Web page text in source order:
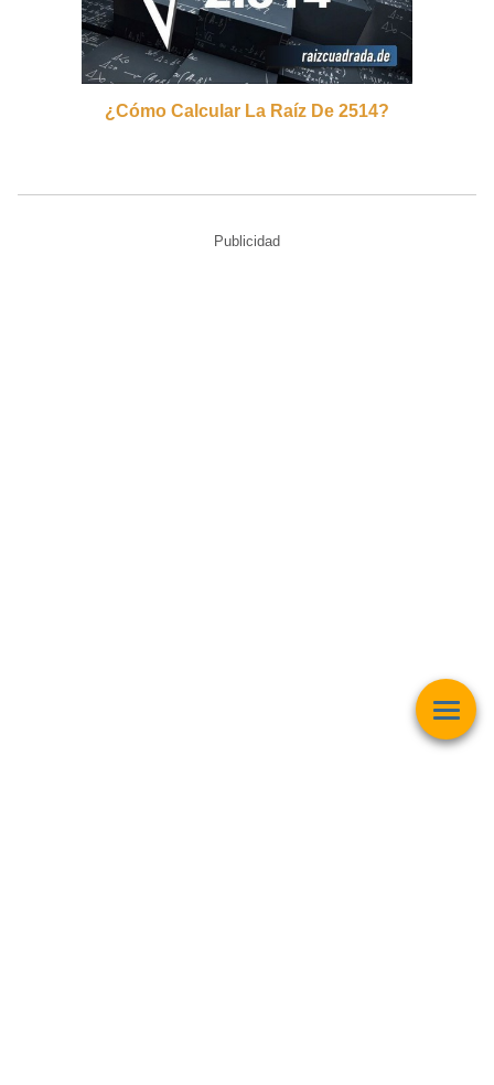
¿cómo Calcular La Raíz De 2514?
Publicidad